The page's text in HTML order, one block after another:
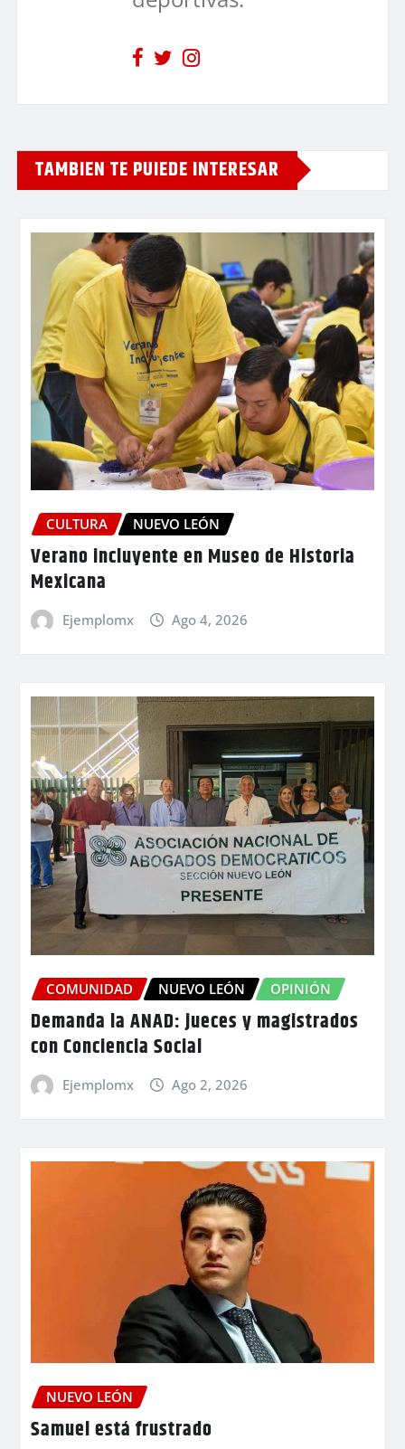
TAMBIEN TE PUIEDE INTERESAR
CULTURA NUEVO LEÓN
Verano incluyente en Museo de Historia
Mexicana
Ejemplomx Ago 4, 2026
COMUNIDAD NUEVO LEÓN OPINIÓN
Demanda la ANAD: jueces y magistrados
con Conciencia Social
Ejemplomx Ago 2, 2026
NUEVO LEÓN
Samuel está frustrado